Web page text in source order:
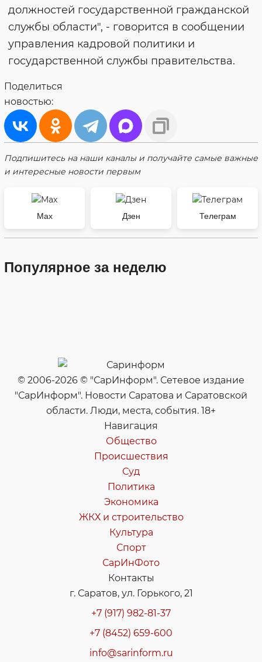
должностей государственной гражданской
службы области", - говорится в сообщении
управления кадровой политики и
государственной службы правительства.
Поделиться
новостью:
Подпишитесь на наши каналы и получайте самые важные
и интересные новости первым
Max Дзен Телеграм
Популярное за неделю
© 2006-2026 © "СарИнформ". Сетевое издание
"СарИнформ". Новости Саратова и Саратовской
области. Люди, места, события. 18+
Навигация
Общество
Происшествия
Суд
Политика
Экономика
ЖКХ и строительство
Культура
Спорт
СарИнФото
Контакты
г. Саратов, ул. Горького, 21
+7 (917) 982-81-37
+7 (8452) 659-600
info@sarinform.ru